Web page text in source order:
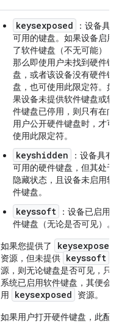
keysexposed
：设备具有
可用的键盘。如果设备启用
了软件键盘（不无可能），
那么即使用户未找到硬件键
盘，或者该设备没有硬件键
盘，也可使用此限定符。 如
果设备未提供软件键盘或软
件键盘已停用，则只有在向
用户公开硬件键盘时，才可
使用此限定符。
keyshidden
：设备具有
可用的硬件键盘，但其处于
隐藏状态，且设备未启用软
件键盘。
keyssoft
：设备已启用软
件键盘（无论是否可见）。
如果您提供了
keysexposed
资源，但未提供 keyssoft
源，则无论键盘是否可见，只
系统已启用软件键盘，其便会
用
keysexposed
资源。
如果用户打开硬件键盘，此配